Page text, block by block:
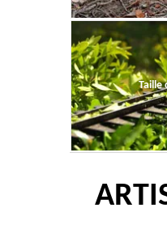
Taille